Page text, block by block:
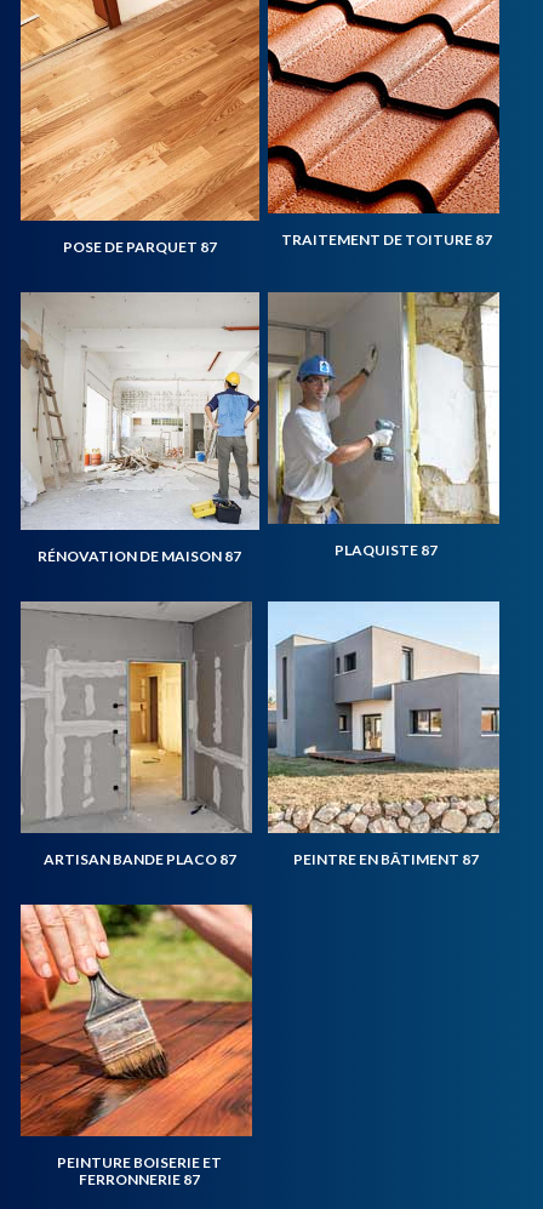
POSE DE PARQUET 87 TRAITEMENT DE TOITURE 87
RÉNOVATION DE MAISON 87 PLAQUISTE 87
ARTISAN BANDE PLACO 87 PEINTRE EN BÂTIMENT 87
PEINTURE BOISERIE ET
FERRONNERIE 87